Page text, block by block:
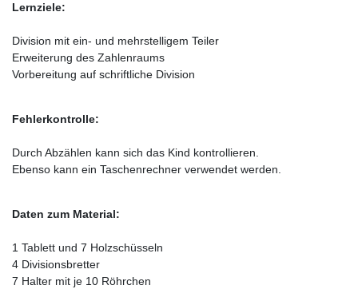
Lernziele:
Division mit ein- und mehrstelligem Teiler
Erweiterung des Zahlenraums
Vorbereitung auf schriftliche Division
Fehlerkontrolle:
Durch Abzählen kann sich das Kind kontrollieren.
Ebenso kann ein Taschenrechner verwendet werden.
Daten zum Material:
1 Tablett und 7 Holzschüsseln
4 Divisionsbretter
7 Halter mit je 10 Röhrchen